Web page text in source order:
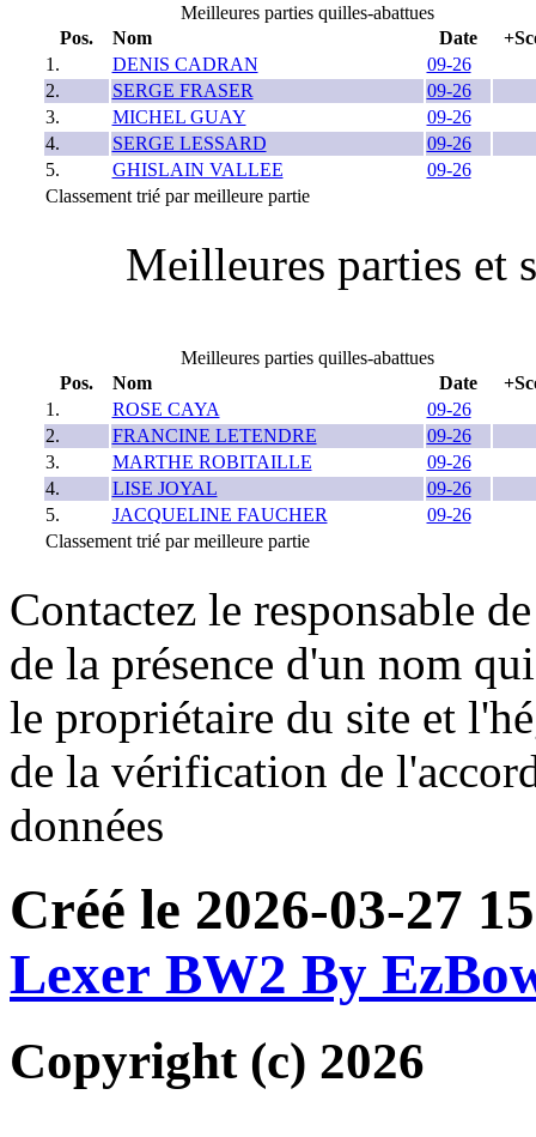
Meilleures parties quilles-abattues
Pos.
Nom Date
1.
DENIS CADRAN
09-26
2.
SERGE FRASER
09-26
3.
MICHEL GUAY
09-26
4.
SERGE LESSARD
09-26
5.
GHISLAIN VALLEE
09-26
Classement trié par meilleure partie
Meilleures parties et
Meilleures parties quilles-abattues
Pos.
Nom Date
1.
ROSE CAYA
09-26
2.
FRANCINE LETENDRE
09-26
3.
MARTHE ROBITAILLE
09-26
4.
LISE JOYAL
09-26
5.
JACQUELINE FAUCHER
09-26
Classement trié par meilleure partie
Contactez le responsable
de la présence d'un nom
le propriétaire du site et
de la vérification de
données
Créé le 2026-03-27
Lexer BW2 By
Copyright (c) 2026